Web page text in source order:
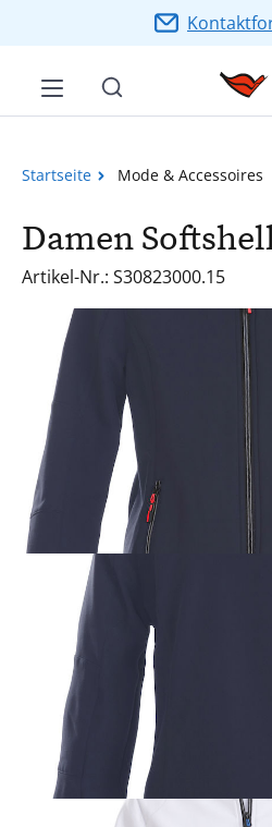
Zum Hauptinhalt springen
Startseite Mode & Accessoires
Damen
Artikel-Nr.: S30823000.15
Bildergalerie überspringen